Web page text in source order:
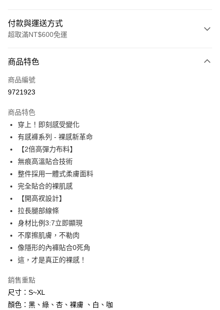
付款與運送方式
超取滿NT$600免運
信用卡一次付款
信用卡分期付款
合作金庫商業銀行
華南商業銀行
上海商業儲蓄銀行
國泰世華商業銀行
臺灣中小企業銀行
匯豐（台灣）商業銀行
聯邦商業銀行
元大商業銀行
玉山商業銀行
台新國際商業銀行
台灣樂天信用卡公司
6 期 0 利率 每期
華南商業銀行
上海商業儲蓄銀行
國泰世華商業銀行
臺灣中小企業銀行
匯豐（台灣）商業銀行
聯邦商業銀行
元大商業銀行
玉山商業銀行
台新國際商業銀行
台灣樂天信用卡公司
超商取貨付款
LINE Pay
Apple Pay
街口支付
ATM付款
運送方式
全家付款取貨
每筆NT$80，滿NT$600(含以上)免運費
7-11付款取貨
每筆NT$80，滿NT$800(含以上)免運費
商品特色
商品編號
9721923
商品特色
穿上！即刻感受變化
有感褲系列 - 裸感新革命
【2倍高彈力布料】
無痕高溫貼合技術
整件採用一體式柔膚面料
完全貼合的裸肌感
【開高衩設計】
拉長腿部線條
身材比例3:7立即顯現
不摩擦肌膚，不勒肉
像隱形的內褲貼合0死角
這，才是真正的裸感！
銷售重點
尺寸：S~XL
顏色：黑、綠、杏、裸膚 、白、咖